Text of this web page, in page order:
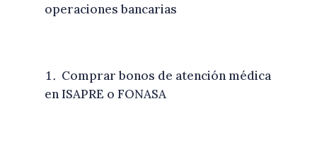
operaciones bancarias
Comprar bonos de atención médica
en ISAPRE o FONASA